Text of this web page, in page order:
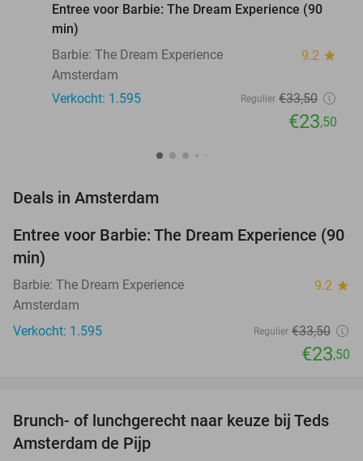
Entree voor Barbie: The Dream Experience (90
min)
Barbie: The Dream Experience
9.2 star
Amsterdam
Verkocht: 1.595
Regulier €33,50
€23,50
Deals in Amsterdam
30%
Entree voor Barbie: The Dream Experience (90
min)
Barbie: The Dream Experience 9.2 star
Amsterdam
Verkocht: 1.595
Regulier €33,50
€23,50
29%
TODAY
Brunch- of lunchgerecht naar keuze bij Teds
Amsterdam de Pijp